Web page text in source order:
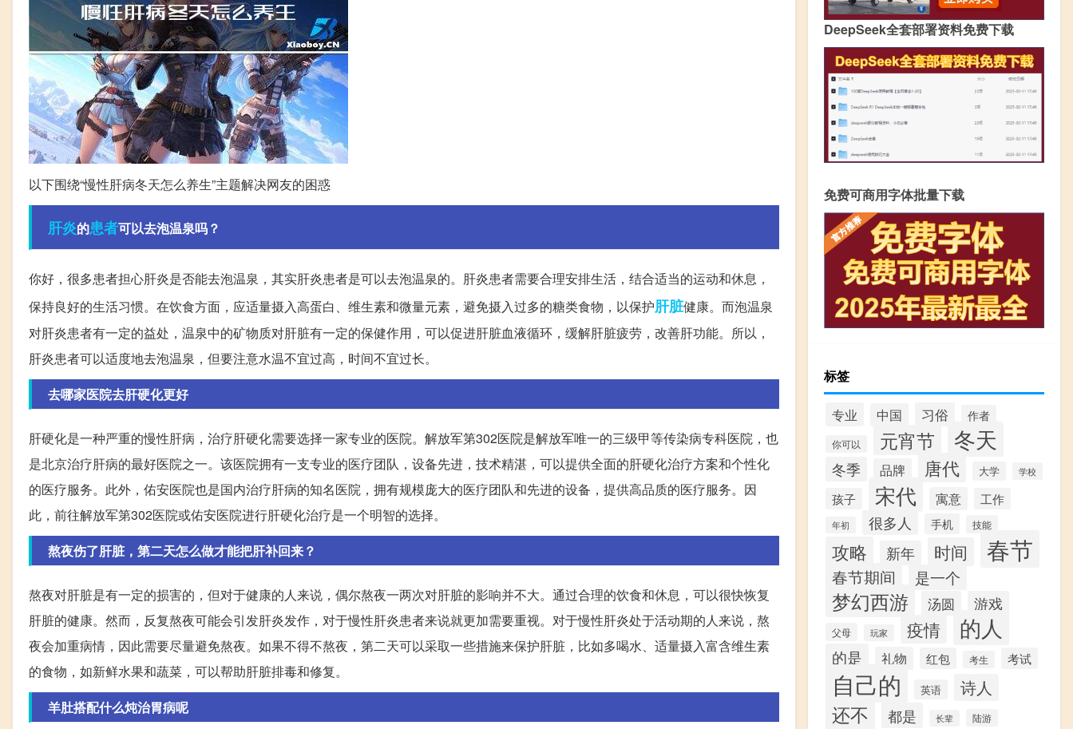
以下围绕“慢性肝病冬天怎么养生”主题解决网友的困惑
肝炎的患者可以去泡温泉吗？
你好，很多患者担心肝炎是否能去泡温泉，其实肝炎患者是可以去泡温泉的。肝炎患者需要合理安排生活，结合适当的运动和休息，
保持良好的生活习惯。在饮食方面，应适量摄入高蛋白、维生素和微量元素，避免摄入过多的糖类食物，以保护肝脏健康。而泡温泉
对肝炎患者有一定的益处，温泉中的矿物质对肝脏有一定的保健作用，可以促进肝脏血液循环，缓解肝脏疲劳，改善肝功能。所以，
肝炎患者可以适度地去泡温泉，但要注意水温不宜过高，时间不宜过长。
去哪家医院去肝硬化更好
肝硬化是一种严重的慢性肝病，治疗肝硬化需要选择一家专业的医院。解放军第302医院是解放军唯一的三级甲等传染病专科医院，也
是北京治疗肝病的最好医院之一。该医院拥有一支专业的医疗团队，设备先进，技术精湛，可以提供全面的肝硬化治疗方案和个性化
的医疗服务。此外，佑安医院也是国内治疗肝病的知名医院，拥有规模庞大的医疗团队和先进的设备，提供高品质的医疗服务。因
此，前往解放军第302医院或佑安医院进行肝硬化治疗是一个明智的选择。
熬夜伤了肝脏，第二天怎么做才能把肝补回来？
熬夜对肝脏是有一定的损害的，但对于健康的人来说，偶尔熬夜一两次对肝脏的影响并不大。通过合理的饮食和休息，可以很快恢复
肝脏的健康。然而，反复熬夜可能会引发肝炎发作，对于慢性肝炎患者来说就更加需要重视。对于慢性肝炎处于活动期的人来说，熬
夜会加重病情，因此需要尽量避免熬夜。如果不得不熬夜，第二天可以采取一些措施来保护肝脏，比如多喝水、适量摄入富含维生素
的食物，如新鲜水果和蔬菜，可以帮助肝脏排毒和修复。
羊肚搭配什么炖治胃病呢
DeepSeek全套部署资料免费下载
免费可商用字体批量下载
标签
专业 中国 习俗 作者
你可以 元宵节 冬天
冬季 品牌 唐代 大学 学校
孩子 宋代 寓意 工作
年初 很多人 手机 技能
攻略 新年 时间 春节
春节期间 是一个
梦幻西游 汤圆 游戏
父母 玩家 疫情 的人
的是 礼物 红包 考生 考试
自己的 英语 诗人
还不 都是 长辈 陆游